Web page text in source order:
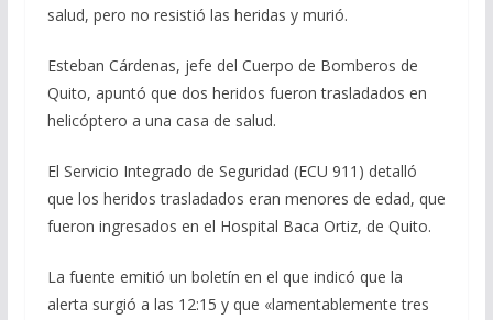
salud, pero no resistió las heridas y murió.
Esteban Cárdenas, jefe del Cuerpo de Bomberos de
Quito, apuntó que dos heridos fueron trasladados en
helicóptero a una casa de salud.
El Servicio Integrado de Seguridad (ECU 911) detalló
que los heridos trasladados eran menores de edad, que
fueron ingresados en el Hospital Baca Ortiz, de Quito.
La fuente emitió un boletín en el que indicó que la
alerta surgió a las 12:15 y que «lamentablemente tres